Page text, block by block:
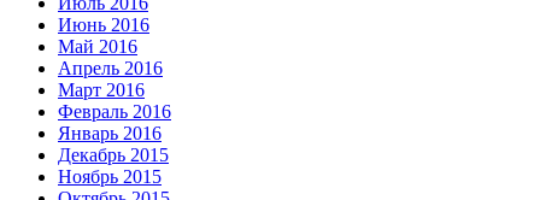
Июнь 2016
Май 2016
Апрель 2016
Март 2016
Февраль 2016
Январь 2016
Декабрь 2015
Ноябрь 2015